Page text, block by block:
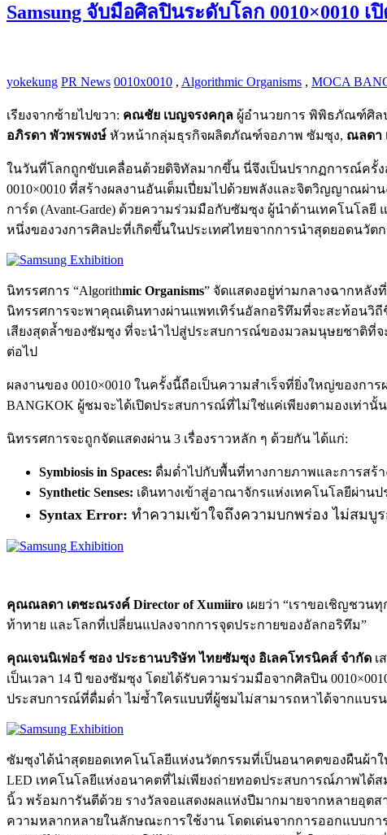
Samsung จับมือศิลปินระดับโลก 0010×0010
yokekung PR News 0010x0010 , Algorithmic Organisms , MOCA
เรียงจากซ้ายไปขวา: คณชัย เบญจรงคกุล ผู้อำนวยการ พิพิธภัณฑ์ศิล
อภิรดา พัวพรพงษ์ หัวหน้ากลุ่มธุรกิจผลิตภัณฑ์จอภาพ ซัมซุง, ณลดา
ในวันที่โลกถูกขับเคลื่อนด้วยดิจิทัลมากขึ้น นี่จึงเป็นปรากฏการณ์ครั้ง
0010×0010 ที่สร้างผลงานอันเต็มเปี่ยมไปด้วยพลังและจิตวิญญาณผ่
การ์ด (Avant-Garde) ด้วยความร่วมมือกับซัมซุง ผู้นำด้านเทคโนโล
หนึ่งของวงการศิลปะที่เกิดขึ้นในประเทศไทยจากการนำสุดยอดนวัต
นิทรรศการ “Algorithmic Organisms” จัดแสดงอยู่ท่ามกลางฉากหลัง
นิทรรศการจะพาคุณเดินทางผ่านแพทเทิร์นอัลกอริทึมที่จะสะท้อนวิ
เสียงสุดล้ำของซัมซุง ที่จะนำไปสู่ประสบการณ์ของมวลมนุษยชาติที่
ต่อไป
ผลงานของ 0010×0010 ในครั้งนี้ถือเป็นความสำเร็จที่ยิ่งใหญ่ของ
BANGKOK ผู้ชมจะได้เปิดประสบการณ์ที่ไม่ใช่แค่เพียงตามองเท่า
นิทรรศการจะถูกจัดแสดงผ่าน 3 เรื่องราวหลัก ๆ ด้วยกัน ได้แก่:
Symbiosis in Spaces: ดื่มด่ำไปกับพื้นที่ทางกายภาพและการสร้
Synthetic Senses: เดินทางเข้าสู่อาณาจักรแห่งเทคโนโลยีผ่าน
Syntax Error: ทำความเข้าใจถึงความบกพร่อง ไม่สม
คุณณลดา เตชะณรงค์ Director of Xumiiro เผยว่า “เราขอเชิญชว
ท้าทาย และโลกที่เปลี่ยนแปลงจากการจุดประกายของอัลกอริทึม”
คุณเจนนิเฟอร์ ซอง ประธานบริษัท ไทยซัมซุง อิเลคโทรนิคส์ จำกัด เ
เป็นเวลา 14 ปี ของซัมซุง โดยได้รับความร่วมมือจากศิลปิน
ประสบการณ์ที่ดื่มด่ำ ไม่ซ้ำใครแบบที่ผู้ชมไม่สามารถหาได้จากแบร
ซัมซุงได้นำสุดยอดเทคโนโลยีแห่งนวัตกรรมที่เป็นอนาคตของผืนผ้า
LED เทคโนโลยีแห่งอนาคตที่ไม่เพียงถ่ายทอดประสบการณ์ภาพไ
นิ้ว พร้อมการันตีด้วย รางวัลจอแสดงผลแห่งปีมากมายจากหลายอุ
ความหลากหลายในลักษณะการใช้งาน โดดเด่นจากการออกแบบการ